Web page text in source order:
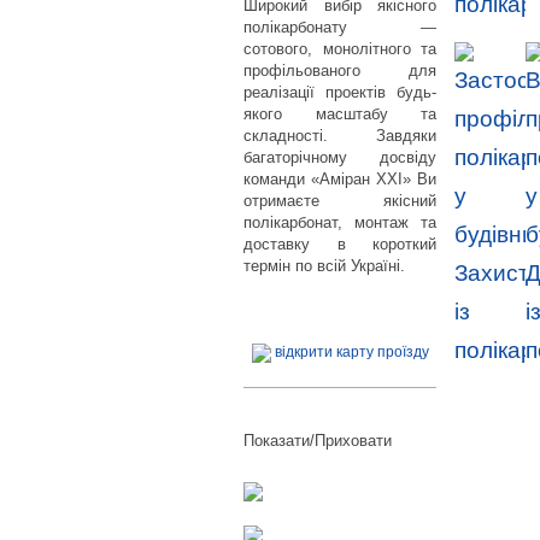
Широкий вибір якісного
полікарбонату —
сотового, монолітного та
профільованого для
реалізації проектів будь-
якого масштабу та
складності. Завдяки
багаторічному досвіду
команди «Аміран XXI» Ви
отримаєте якісний
полікарбонат, монтаж та
доставку в короткий
термін по всій Україні.
відкрити карту проїзду
Показати/Приховати